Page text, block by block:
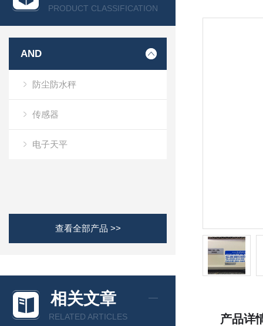
PRODUCT CLASSIFICATION
AND
防尘防水秤
传感器
电子天平
查看全部产品 >>
相关文章
RELATED ARTICLES 产品详